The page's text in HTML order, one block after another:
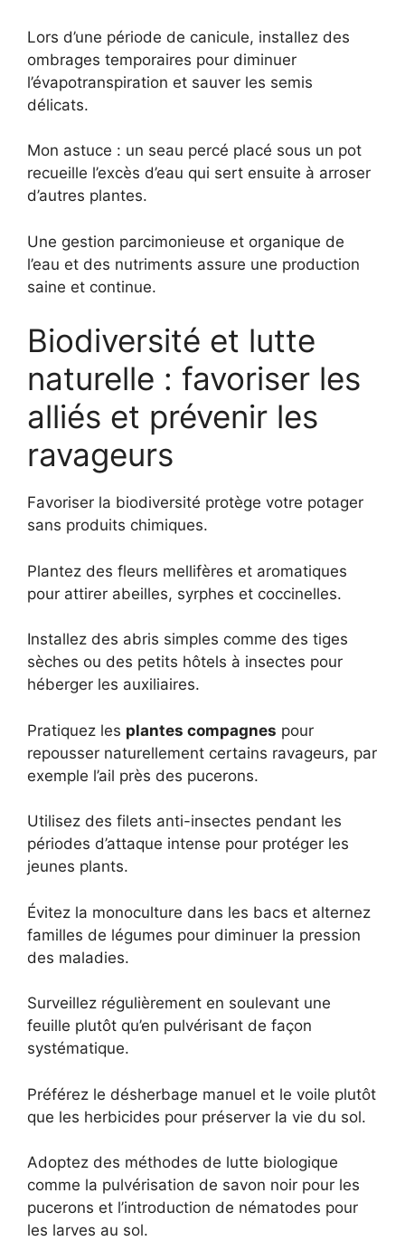
Lors d’une période de canicule, installez des
ombrages temporaires pour diminuer
l’évapotranspiration et sauver les semis
délicats.
Mon astuce : un seau percé placé sous un pot
recueille l’excès d’eau qui sert ensuite à arroser
d’autres plantes.
Une gestion parcimonieuse et organique de
l’eau et des nutriments assure une production
saine et continue.
Biodiversité et lutte
naturelle : favoriser les
alliés et prévenir les
ravageurs
Favoriser la biodiversité protège votre potager
sans produits chimiques.
Plantez des fleurs mellifères et aromatiques
pour attirer abeilles, syrphes et coccinelles.
Installez des abris simples comme des tiges
sèches ou des petits hôtels à insectes pour
héberger les auxiliaires.
Pratiquez les plantes compagnes pour
repousser naturellement certains ravageurs, par
exemple l’ail près des pucerons.
Utilisez des filets anti-insectes pendant les
périodes d’attaque intense pour protéger les
jeunes plants.
Évitez la monoculture dans les bacs et alternez
familles de légumes pour diminuer la pression
des maladies.
Surveillez régulièrement en soulevant une
feuille plutôt qu’en pulvérisant de façon
systématique.
Préférez le désherbage manuel et le voile plutôt
que les herbicides pour préserver la vie du sol.
Adoptez des méthodes de lutte biologique
comme la pulvérisation de savon noir pour les
pucerons et l’introduction de nématodes pour
les larves au sol.